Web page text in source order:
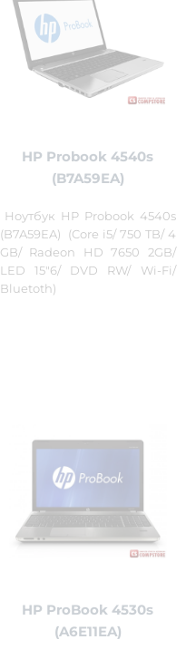
HP Probook 4540s
(B7A59EA)
Ноутбук HP Probook 4540s
(B7A59EA) (Core i5/ 750 TB/ 4
GB/ Radeon HD 7650 2GB/
LED 15"6/ DVD RW/ Wi-Fi/
Bluetoth)
HP ProBook 4530s
(A6E11EA)